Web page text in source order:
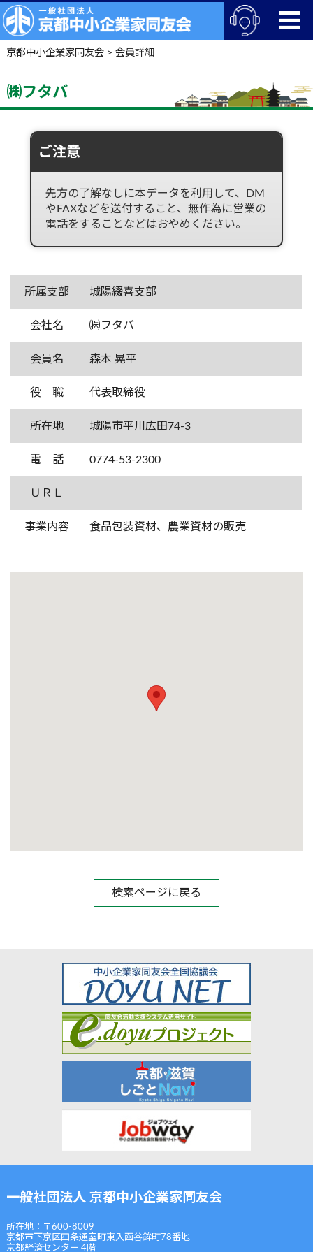
京都中小企業家同友会> 会員詳細
㈱フタバ
ご注意
先方の了解なしに本データを利用して、DM
やFAXなどを送付すること、無作為に営業の
電話をすることなどはおやめください。
所属支部 城陽綴喜支部
会社名 ㈱フタバ
会員名 森本 晃平
役 職 代表取締役
所在地 城陽市平川広田74-3
電 話 0774-53-2300
ＵＲＬ
事業内容 食品包装資材、農業資材の販売
検索ページに戻る
一般社団法人 京都中小企業家同友会
所在地：〒600-8009
京都市下京区四条通室町東入函谷鉾町78番地
京都経済センター 4階